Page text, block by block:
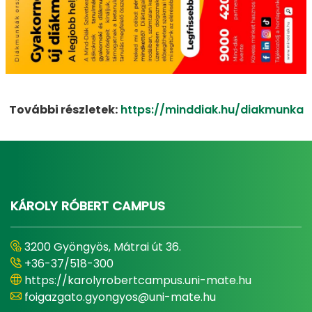
További részletek: https://minddiak.hu/diakmunka
KÁROLY RÓBERT CAMPUS
3200 Gyöngyös, Mátrai út 36.
+36-37/518-300
https://karolyrobertcampus.uni-mate.hu
foigazgato.gyongyos@uni-mate.hu